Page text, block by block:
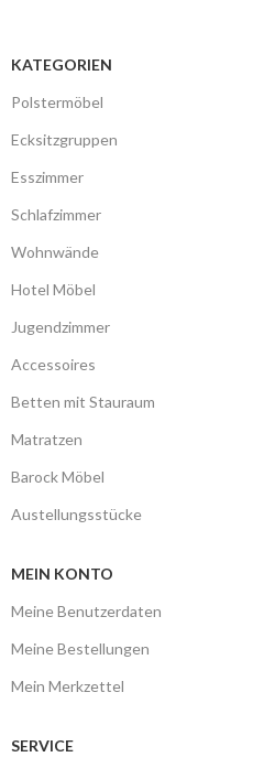
KATEGORIEN
Polstermöbel
Ecksitzgruppen
Esszimmer
Schlafzimmer
Wohnwände
Hotel Möbel
Jugendzimmer
Accessoires
Betten mit Stauraum
Matratzen
Barock Möbel
Austellungsstücke
MEIN KONTO
Meine Benutzerdaten
Meine Bestellungen
Mein Merkzettel
SERVICE